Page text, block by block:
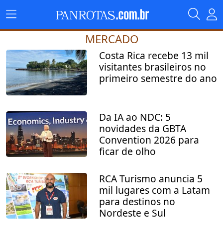
MERCADO
Costa Rica recebe 13 mil
visitantes brasileiros no
primeiro semestre do ano
Da IA ao NDC: 5
novidades da GBTA
Convention 2026 para
ficar de olho
RCA Turismo anuncia 5
mil lugares com a Latam
para destinos no
Nordeste e Sul